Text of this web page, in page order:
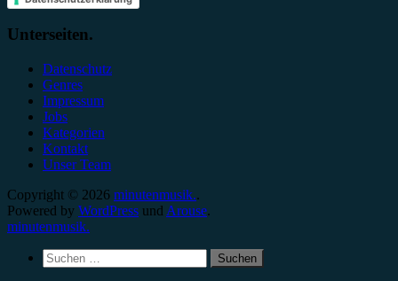
Unterseiten.
Datenschutz
Genres
Impressum
Jobs
Kategorien
Kontakt
Unser Team
Copyright © 2026 minutenmusik..
Powered by WordPress und Arouse.
minutenmusik.
Suchen
nach: